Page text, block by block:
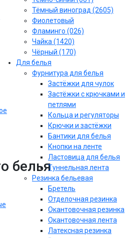
белья
Тёмный виноград (2605)
Фиолетовый
Фламинго (026)
Чайка (1420)
Чёрный (170)
Для белья
Фурнитура для белья
Застёжки для чулок
Застёжки с крючками и
петлями
Кольца и регуляторы
Крючки и застёжки
Бантики для белья
Кнопки на ленте
Ластовица для белья
Туннельная лента
Резинка бельевая
Бретель
Отделочная резинка
Окантовочная резинка
Окантовочная лента
Латексная резинка